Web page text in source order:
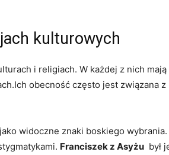
kulturowych
i religiach. ⁤W każdej z nich
obecność często jest związana
widoczne znaki boskiego
Franciszek z Asyżu
był